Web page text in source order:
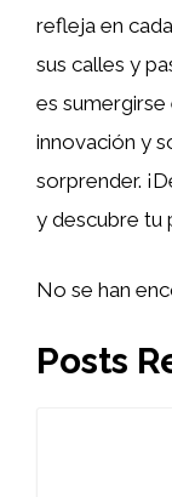
refleja en
sus calles y
es sumergirse
innovación y
sorprender.
y descubre tu
No se han
Posts